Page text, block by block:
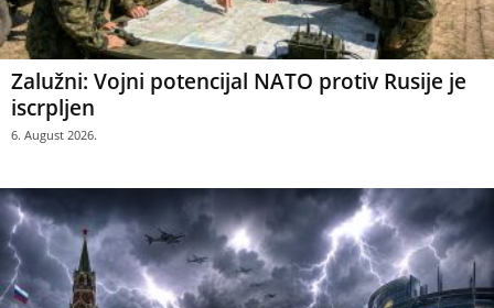
Zalužni: Vojni potencijal NATO protiv Rusije je
iscrpljen
6. August 2026.